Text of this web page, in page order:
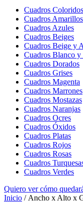
Cuadros Coloridos
Cuadros Amarillos
Cuadros Azules
Cuadros Beiges
Cuadros Beige y
Cuadros Blanco y
Cuadros Dorados
Cuadros Grises
Cuadros Magenta
Cuadros Marrones
Cuadros Mostazas
Cuadros Naranjas
Cuadros Ocres
Cuadros Óxidos
Cuadros Platas
Cuadros Rojos
Cuadros Rosas
Cuadros
Cuadros Verdes
Quiero ver cómo
Inicio / Ancho x Alto x